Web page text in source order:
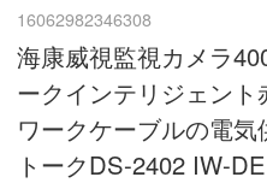
16062982346308
海康威視監視カメラ
ークインテリジェント
ワークケーブルの電
トークDS-2402 IW-